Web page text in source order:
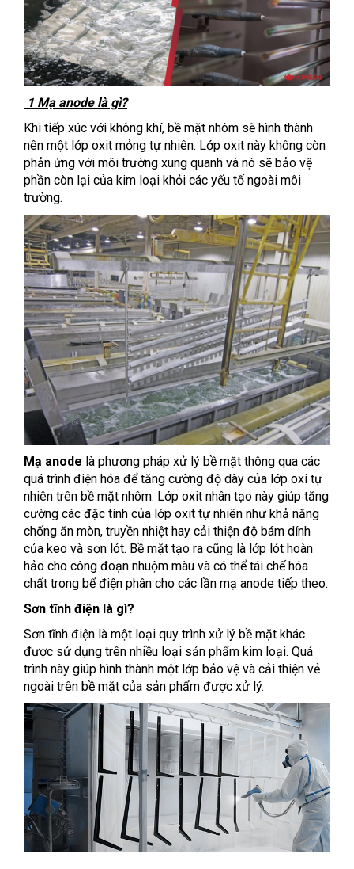
1 Mạ anode là gì?
Khi tiếp xúc với không khí, bề mặt nhôm sẽ hình thành
nên một lớp oxit mỏng tự nhiên. Lớp oxit này không còn
phản ứng với môi trường xung quanh và nó sẽ bảo vệ
phần còn lại của kim loại khỏi các yếu tố ngoài môi
trường.
Mạ anode là phương pháp xử lý bề mặt thông qua các
quá trình điện hóa để tăng cường độ dày của lớp oxi tự
nhiên trên bề mặt nhôm. Lớp oxit nhân tạo này giúp tăng
cường các đặc tính của lớp oxit tự nhiên như khả năng
chống ăn mòn, truyền nhiệt hay cải thiện độ bám dính
của keo và sơn lót. Bề mặt tạo ra cũng là lớp lót hoàn
hảo cho công đoạn nhuộm màu và có thể tái chế hóa
chất trong bể điện phân cho các lần mạ anode tiếp theo.
Sơn tĩnh điện là gì?
Sơn tĩnh điện là một loại quy trình xử lý bề mặt khác
được sử dụng trên nhiều loại sản phẩm kim loại. Quá
trình này giúp hình thành một lớp bảo vệ và cải thiện vẻ
ngoài trên bề mặt của sản phẩm được xử lý.